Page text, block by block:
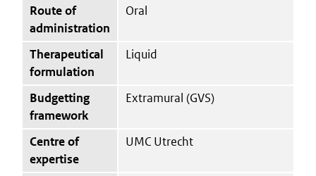
Route of
administration
Oral
Therapeutical
formulation
Liquid
Budgetting
framework
Extramural (GVS)
Centre of
expertise
UMC Utrecht